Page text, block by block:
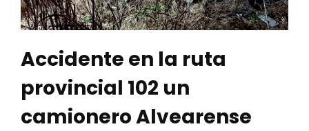
Accidente en la ruta
provincial 102 un
camionero Alvearense